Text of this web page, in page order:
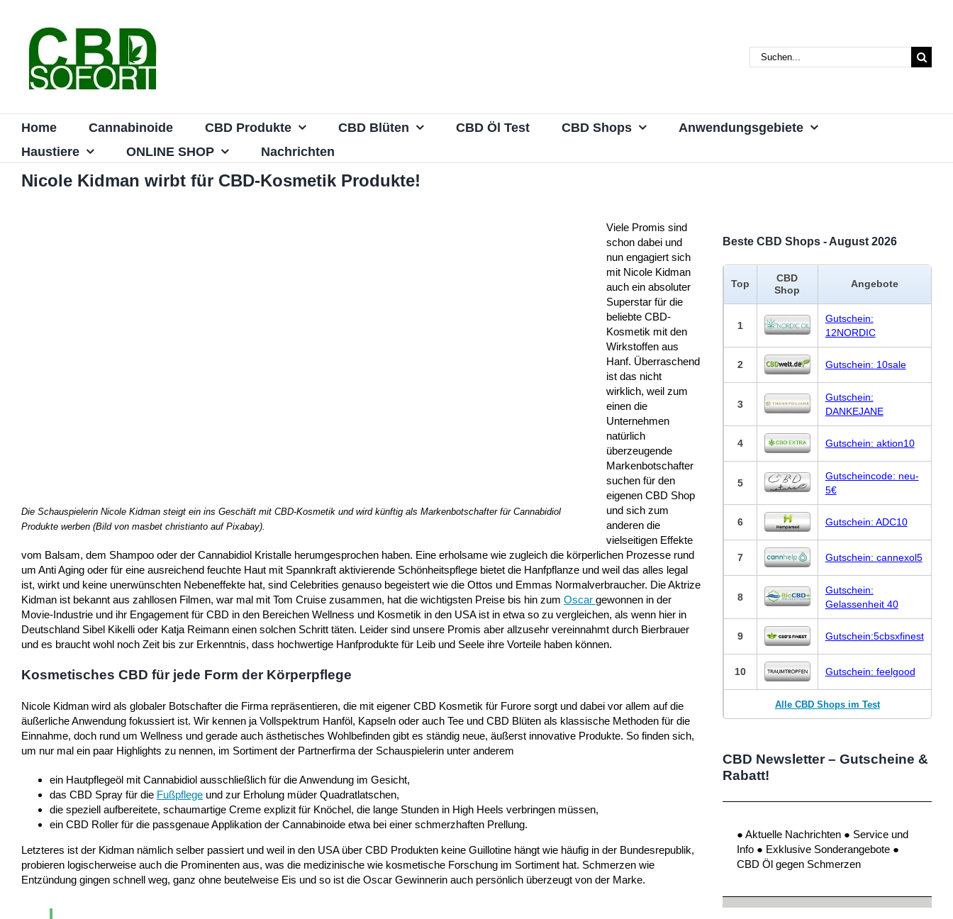
springen
Suche
nach:
Home Cannabinoide CBD Produkte CBD Blüten CBD Öl Test CBD Shops
Anwendungsgebiete
Haustiere
ONLINE SHOP Nachrichten
Nicole Kidman wirbt für CBD-Kosmetik Produkte!
Die Schauspielerin Nicole Kidman steigt ein ins Geschäft mit CBD-Kosmetik und wird künftig als Markenbotschafter für Cannabidiol
Produkte werben (Bild von masbet christianto auf Pixabay).
Viele Promis sind
schon dabei und
nun engagiert sich
mit Nicole Kidman
auch ein absoluter
Superstar für die
beliebte CBD-
Kosmetik mit den
Wirkstoffen aus
Hanf. Überraschend
ist das nicht
wirklich, weil zum
einen die
Unternehmen
natürlich
überzeugende
Markenbotschafter
suchen für den
eigenen CBD Shop
und sich zum
anderen die
vielseitigen Effekte
vom Balsam, dem Shampoo oder der Cannabidiol Kristalle herumgesprochen haben. Eine erholsame wie zugleich die körperlichen Prozesse rund
um Anti Aging oder für eine ausreichend feuchte Haut mit Spannkraft aktivierende Schönheitspflege bietet die Hanfpflanze und weil das alles legal
ist, wirkt und keine unerwünschten Nebeneffekte hat, sind Celebrities genauso begeistert wie die Ottos und Emmas Normalverbraucher. Die Aktrize
Kidman ist bekannt aus zahllosen Filmen, war mal mit Tom Cruise zusammen, hat die wichtigsten Preise bis hin zum Oscar gewonnen in der
Movie-Industrie und ihr Engagement für CBD in den Bereichen Wellness und Kosmetik in den USA ist in etwa so zu vergleichen, als wenn hier in
Deutschland Sibel Kikelli oder Katja Reimann einen solchen Schritt täten. Leider sind unsere Promis aber allzusehr vereinnahmt durch Bierbrauer
und es braucht wohl noch Zeit bis zur Erkenntnis, dass hochwertige Hanfprodukte für Leib und Seele ihre Vorteile haben können.
Kosmetisches CBD für jede Form der Körperpflege
Nicole Kidman wird als globaler Botschafter die Firma repräsentieren, die mit eigener CBD Kosmetik für Furore sorgt und dabei vor allem auf die
äußerliche Anwendung fokussiert ist. Wir kennen ja Vollspektrum Hanföl, Kapseln oder auch Tee und CBD Blüten als klassische Methoden für die
Einnahme, doch rund um Wellness und gerade auch ästhetisches Wohlbefinden gibt es ständig neue, äußerst innovative Produkte. So finden sich,
um nur mal ein paar Highlights zu nennen, im Sortiment der Partnerfirma der Schauspielerin unter anderem
ein Hautpflegeöl mit Cannabidiol ausschließlich für die Anwendung im Gesicht,
das CBD Spray für die Fußpflege und zur Erholung müder Quadratlatschen,
die speziell aufbereitete, schaumartige Creme explizit für Knöchel, die lange Stunden in High Heels verbringen müssen,
ein CBD Roller für die passgenaue Applikation der Cannabinoide etwa bei einer schmerzhaften Prellung.
Letzteres ist der Kidman nämlich selber passiert und weil in den USA über CBD Produkten keine Guillotine hängt wie häufig in der Bundesrepublik,
probieren logischerweise auch die Prominenten aus, was die medizinische wie kosmetische Forschung im Sortiment hat. Schmerzen wie
Entzündung gingen schnell weg, ganz ohne beutelweise Eis und so ist die Oscar Gewinnerin auch persönlich überzeugt von der Marke.
Beste CBD Shops - August 2026
Top
CBD
Shop
Angebote
1
Gutschein:
12NORDIC
2 Gutschein: 10sale
3
Gutschein:
DANKEJANE
4 Gutschein: aktion10
5
Gutscheincode: neu-
5€
6 Gutschein: ADC10
7 Gutschein: cannexol5
8
Gutschein:
Gelassenheit 40
9 Gutschein:5cbsxfinest
10 Gutschein: feelgood
Alle CBD Shops im Test
CBD Newsletter – Gutscheine &
Rabatt!
● Aktuelle Nachrichten ● Service und
Info ● Exklusive Sonderangebote ●
CBD Öl gegen Schmerzen